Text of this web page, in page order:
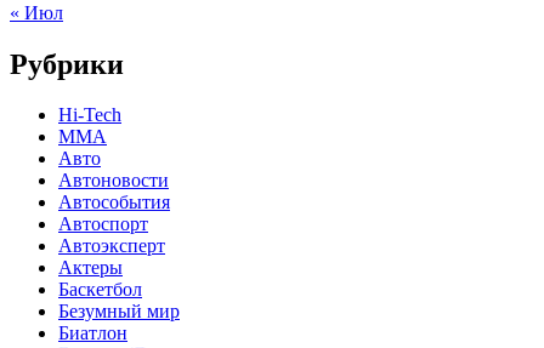
« Июл
Рубрики
Hi-Tech
MMA
Авто
Автоновости
Автособытия
Автоспорт
Автоэксперт
Актеры
Баскетбол
Безумный мир
Биатлон